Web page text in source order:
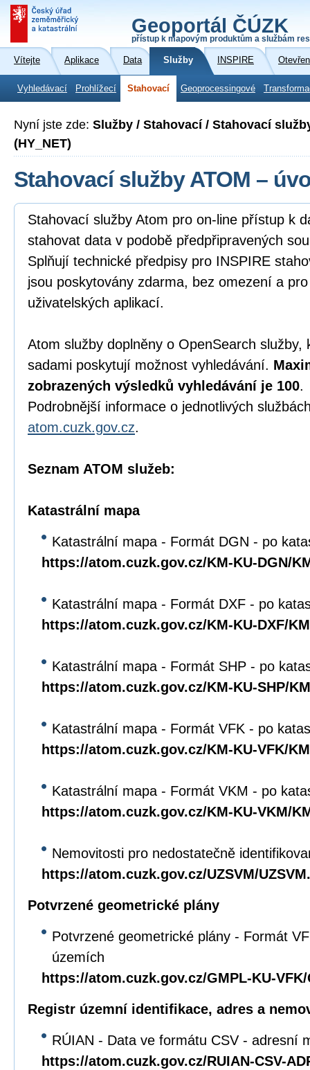
Geoportál ČÚZK
přístup k mapovým produktům a službám
Vítejte Aplikace Data Služby INSPIRE
Vyhledávací Prohlížecí Stahovací Geoprocessingové
Nyní jste zde: Služby / Stahovací / Stahovací
(HY_NET)
Stahovací služby ATOM –
Stahovací služby Atom pro on-line přístup k
stahovat data v podobě předpřipravených
Splňují technické předpisy pro INSPIRE
jsou poskytovány zdarma, bez omezení a
uživatelských aplikací.
Atom služby doplněny o OpenSearch služby,
sadami poskytují možnost vyhledávání.
zobrazených výsledků vyhledávání je 100.
Podrobnější informace o jednotlivých
atom.cuzk.gov.cz.
Seznam ATOM služeb:
Katastrální mapa
Katastrální mapa - Formát DGN - po
https://atom.cuzk.gov.cz/KM-KU-DGN/
Katastrální mapa - Formát DXF - po
https://atom.cuzk.gov.cz/KM-KU-DXF/
Katastrální mapa - Formát SHP - po
https://atom.cuzk.gov.cz/KM-KU-SHP/
Katastrální mapa - Formát VFK - po
https://atom.cuzk.gov.cz/KM-KU-VFK/
Katastrální mapa - Formát VKM - po
https://atom.cuzk.gov.cz/KM-KU-VKM/
Nemovitosti pro nedostatečně
https://atom.cuzk.gov.cz/UZSVM/
Potvrzené geometrické plány
Potvrzené geometrické plány - Formát
územích
https://atom.cuzk.gov.cz/GMPL-KU-
Registr územní identifikace, adres a
RÚIAN - Data ve formátu CSV - adresní
https://atom.cuzk.gov.cz/RUIAN-CSV-